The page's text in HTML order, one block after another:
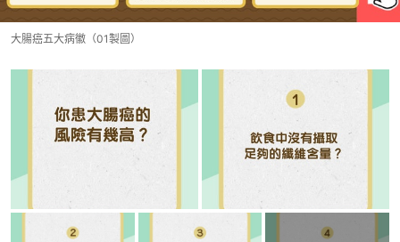
大腸癌五大病徽（01製圖）